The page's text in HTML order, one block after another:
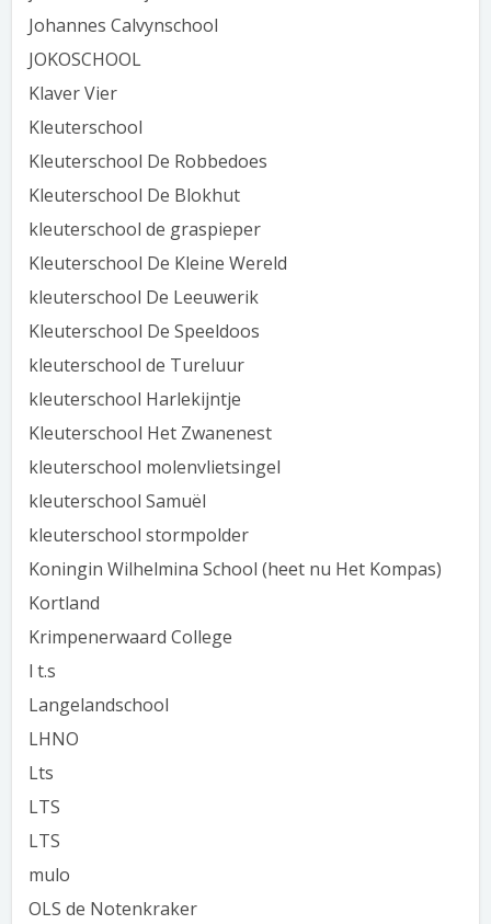
Johannes Calvynschool
JOKOSCHOOL
Klaver Vier
Kleuterschool
Kleuterschool De Robbedoes
Kleuterschool De Blokhut
kleuterschool de graspieper
Kleuterschool De Kleine Wereld
kleuterschool De Leeuwerik
Kleuterschool De Speeldoos
kleuterschool de Tureluur
kleuterschool Harlekijntje
Kleuterschool Het Zwanenest
kleuterschool molenvlietsingel
kleuterschool Samuël
kleuterschool stormpolder
Koningin Wilhelmina School (heet nu Het Kompas)
Kortland
Krimpenerwaard College
l t.s
Langelandschool
LHNO
Lts
LTS
LTS
mulo
OLS de Notenkraker